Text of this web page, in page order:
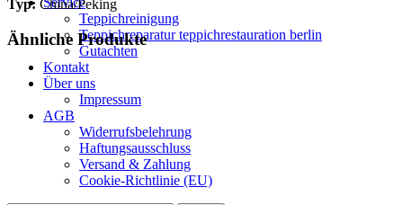
Teppichreinigung
Teppichreparatur teppichrestauration berlin
Gutachten
Kontakt
Über uns
Impressum
AGB
Widerrufsbelehrung
Haftungsausschluss
Versand & Zahlung
Cookie-Richtlinie (EU)
Typ: China/Peking
Ähnliche Produkte